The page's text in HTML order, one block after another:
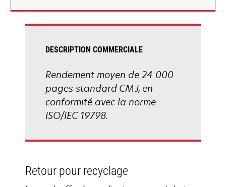
DESCRIPTION COMMERCIALE
Rendement moyen de 24 000
pages standard CMJ, en
conformité avec la norme
ISO/IEC 19798.
Retour pour recyclage